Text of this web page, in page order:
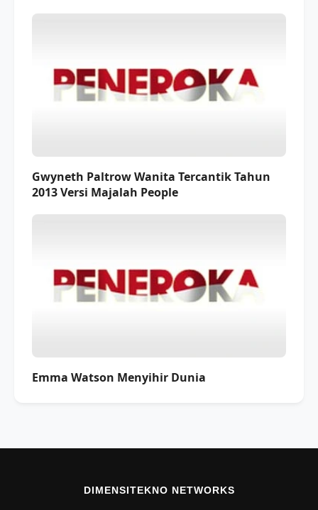
Gwyneth Paltrow Wanita Tercantik Tahun
2013 Versi Majalah People
Emma Watson Menyihir Dunia
DIMENSITEKNO NETWORKS